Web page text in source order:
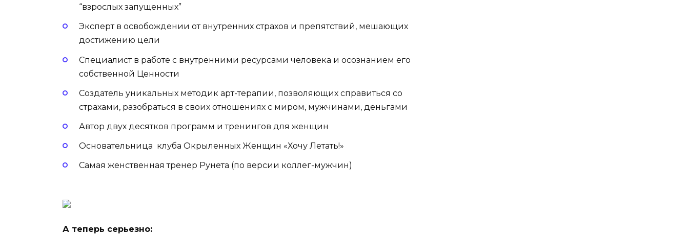
“взрослых запущенных”
Эксперт в освобождении от внутренних страхов и препятствий, мешающих
достижению цели
Специалист в работе с внутренними ресурсами человека и осознанием его
собственной Ценности
Создатель уникальных методик арт-терапии, позволяющих справиться со
страхами, разобраться в своих отношениях с миром, мужчинами, деньгами
Автор двух десятков программ и тренингов для женщин
Основательница клуба Окрыленных Женщин «Хочу Летать!»
Самая женственная тренер Рунета (по версии коллег-мужчин)
А теперь серьезно: